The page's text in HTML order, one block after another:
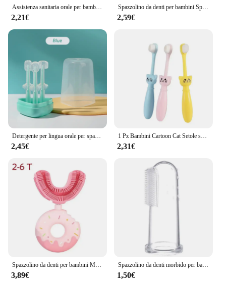
Assistenza sanitaria orale per bambini 360 ° Denti puliti Spazzolino pulito Spazzolino morbido a tre lati color caramello Cura dentale per bambini 3-12 anni
2,21€
Spazzolino da denti per bambini Spazzolino da denti protettivo per bambini a forma di U da 360 gradi Spazzolino da denti in silicone per bambini Pulizia igiene orale
2,59€
Detergente per lingua orale per spazzolino da denti decidui in silicone per neonati con scatola di immagazzinaggio in PP
2,45€
1 Pz Bambini Cartoon Cat Setole super morbide Spazzolino da denti di alta qualità Spazzolino da denti per bambini Spazzolino da denti per addestramento per bambini Cura 1-6 Y
2,31€
3,89€
Spazzolino da denti morbido per bambini in silicone Spazzolino da denti per bambini in silicone senza BPA Spazzolino pulito per denti in silicone per uso alimentare Assistenza sanitaria dentale
1,50€